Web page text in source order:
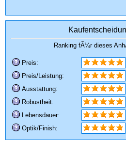
Ranking fÃ¼r dieses
Preis:
Preis/Leistung:
Ausstattung:
Robustheit:
Lebensdauer:
Optik/Finish: